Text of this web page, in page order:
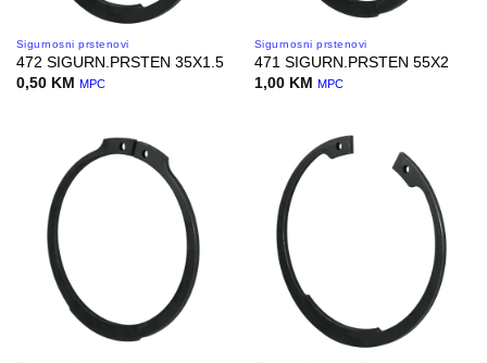
Sigurnosni prstenovi
472 SIGURN.PRSTEN 35X1.5
0,50 KM MPC
Sigurnosni prstenovi
471 SIGURN.PRSTEN 55X2
1,00 KM MPC